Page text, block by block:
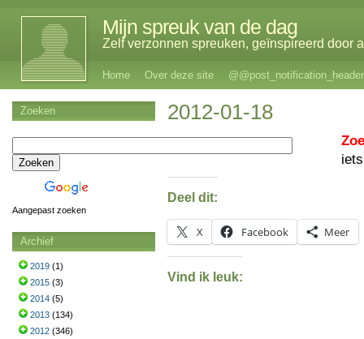
Mijn spreuk van de dag
Zelf verzonnen spreuken, geïnspireerd door
Home Over deze site @@post_notification_header
2012-01-18
Deel dit:
X Facebook Meer
Vind ik leuk:
Zoeken
Aangepast zoeken
Archief
2019 (1)
2015 (3)
2014 (5)
2013 (134)
2012 (346)